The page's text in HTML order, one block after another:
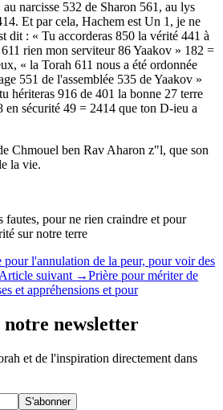
narcisse 532 de Sharon 561, au lys
Et par cela, Hachem est Un 1, je ne
dit : « Tu accorderas 850 la vérité 441 à
rien mon serviteur 86 Yaakov » 182 =
« la Torah 611 nous a été ordonnée
551 de l'assemblée 535 de Yaakov »
hériteras 916 de 401 la bonne 27 terre
en sécurité 49 = 2414 que ton D-ieu a
Chmouel ben Rav Aharon z"l, que son
la vie.
fautes, pour ne rien craindre et pour
sur notre terre
pour l'annulation de la peur, pour voir des
Article suivant →Prière pour mériter de
et appréhensions et pour
notre newsletter
et de l'inspiration directement dans
S'abonner